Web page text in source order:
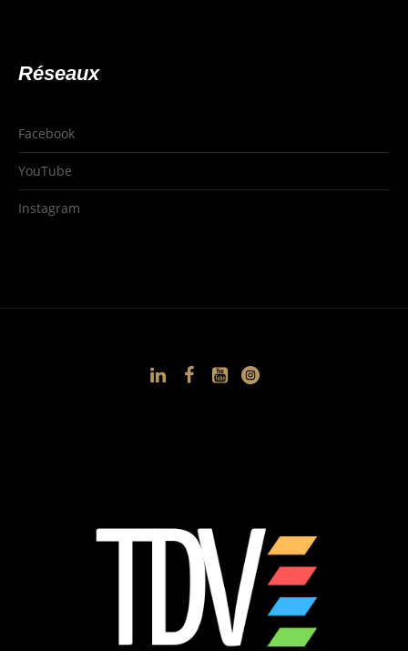
Réseaux
Facebook
YouTube
Instagram